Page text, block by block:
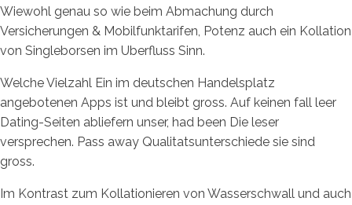
Wiewohl genau so wie beim Abmachung durch
Versicherungen & Mobilfunktarifen, Potenz auch ein Kollation
von Singleborsen im Uberfluss Sinn.
Welche Vielzahl Ein im deutschen Handelsplatz
angebotenen Apps ist und bleibt gross. Auf keinen fall leer
Dating-Seiten abliefern unser, had been Die leser
versprechen. Pass away Qualitatsunterschiede sie sind
gross.
Im Kontrast zum Kollationieren von Wasserschwall und auch